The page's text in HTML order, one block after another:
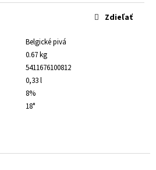
Belgické pivá
0.67 kg
5411676100812
0,33 l
8%
18°
Zdieľať